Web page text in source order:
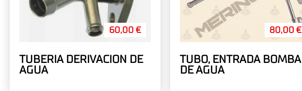
60,00 €
TUBERIA DERIVACION DE
AGUA
80,00 €
TUBO, ENTRADA BOMBA
DE AGUA